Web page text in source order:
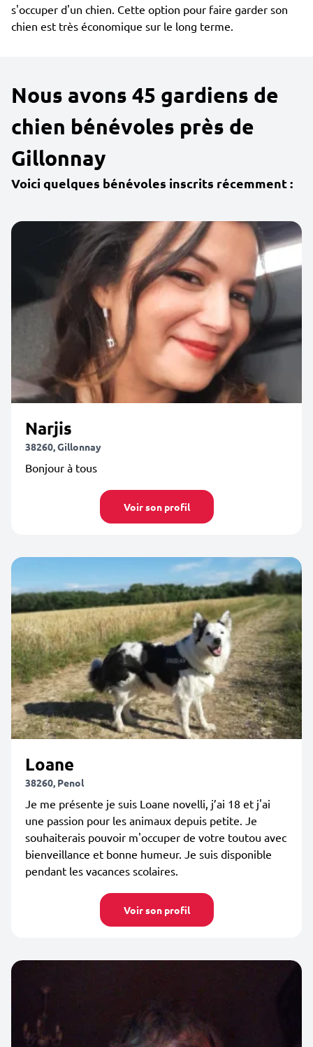
s'occuper d'un chien. Cette option pour faire garder son
chien est très économique sur le long terme.
Nous avons 45 gardiens de
chien bénévoles près de
Gillonnay
Voici quelques bénévoles inscrits récemment :
Narjis
38260, Gillonnay
Bonjour à tous
Voir son profil
Loane
38260, Penol
Je me présente je suis Loane novelli, j’ai 18 et j'ai
une passion pour les animaux depuis petite. Je
souhaiterais pouvoir m'occuper de votre toutou avec
bienveillance et bonne humeur. Je suis disponible
pendant les vacances scolaires.
Voir son profil